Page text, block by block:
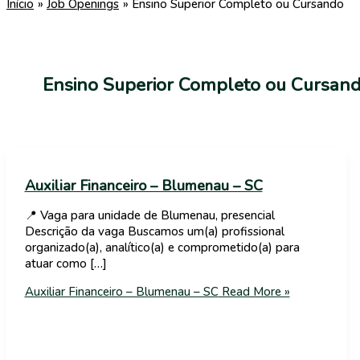
Início Job Openings Ensino Superior Completo ou Cursando
Ensino Superior Completo ou
Auxiliar Financeiro – Blumenau – SC
📍 Vaga para unidade de Blumenau, presencial
Descrição da vaga Buscamos um(a) profissional
organizado(a), analítico(a) e comprometido(a) para
atuar como […]
Auxiliar Financeiro – Blumenau – SCRead More »